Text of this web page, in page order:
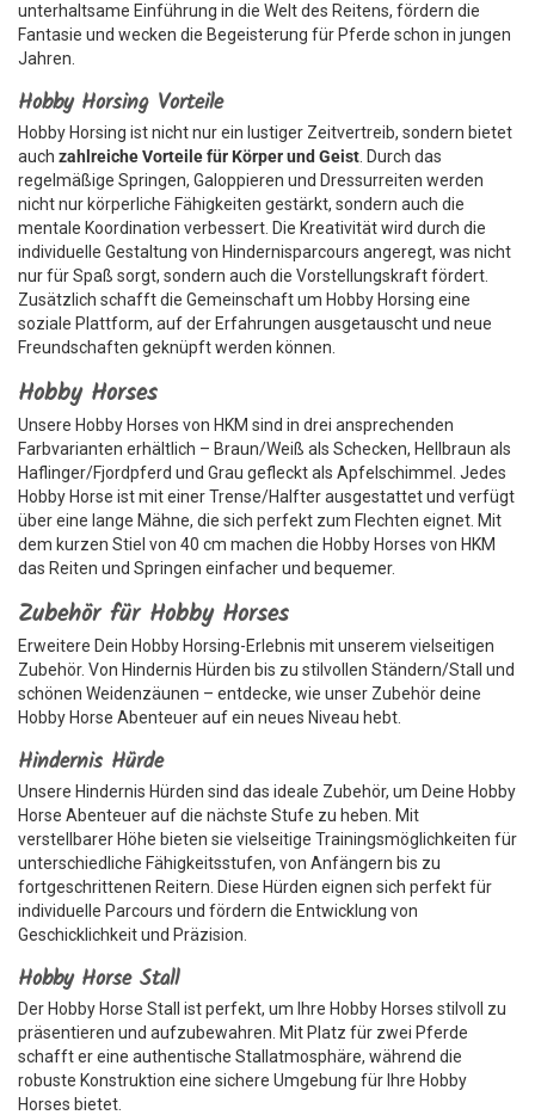
unterhaltsame Einführung in die Welt des Reitens, fördern die
Fantasie und wecken die Begeisterung für Pferde schon in jungen
Jahren.
Hobby Horsing Vorteile
Hobby Horsing ist nicht nur ein lustiger Zeitvertreib, sondern bietet
auch zahlreiche Vorteile für Körper und Geist . Durch das
regelmäßige Springen, Galoppieren und Dressurreiten werden
nicht nur körperliche Fähigkeiten gestärkt, sondern auch die
mentale Koordination verbessert. Die Kreativität wird durch die
individuelle Gestaltung von Hindernisparcours angeregt, was nicht
nur für Spaß sorgt, sondern auch die Vorstellungskraft fördert.
Zusätzlich schafft die Gemeinschaft um Hobby Horsing eine
soziale Plattform, auf der Erfahrungen ausgetauscht und neue
Freundschaften geknüpft werden können.
Hobby Horses
Unsere Hobby Horses von HKM sind in drei ansprechenden
Farbvarianten erhältlich – Braun/Weiß als Schecken, Hellbraun als
Haflinger/Fjordpferd und Grau gefleckt als Apfelschimmel. Jedes
Hobby Horse ist mit einer Trense/Halfter ausgestattet und verfügt
über eine lange Mähne, die sich perfekt zum Flechten eignet. Mit
dem kurzen Stiel von 40 cm machen die Hobby Horses von HKM
das Reiten und Springen einfacher und bequemer.
Zubehör für Hobby Horses
Erweitere Dein Hobby Horsing-Erlebnis mit unserem vielseitigen
Zubehör. Von Hindernis Hürden bis zu stilvollen Ständern/Stall und
schönen Weidenzäunen – entdecke, wie unser Zubehör deine
Hobby Horse Abenteuer auf ein neues Niveau hebt.
Hindernis Hürde
Unsere Hindernis Hürden sind das ideale Zubehör, um Deine Hobby
Horse Abenteuer auf die nächste Stufe zu heben. Mit
verstellbarer Höhe bieten sie vielseitige Trainingsmöglichkeiten für
unterschiedliche Fähigkeitsstufen, von Anfängern bis zu
fortgeschrittenen Reitern. Diese Hürden eignen sich perfekt für
individuelle Parcours und fördern die Entwicklung von
Geschicklichkeit und Präzision.
Hobby Horse Stall
Der Hobby Horse Stall ist perfekt, um Ihre Hobby Horses stilvoll zu
präsentieren und aufzubewahren. Mit Platz für zwei Pferde
schafft er eine authentische Stallatmosphäre, während die
robuste Konstruktion eine sichere Umgebung für Ihre Hobby
Horses bietet.